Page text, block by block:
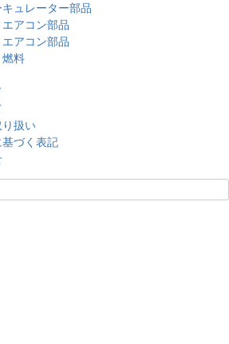
ュレーター部品
アコン部品
アコン部品
燃料
扱い
づく表記